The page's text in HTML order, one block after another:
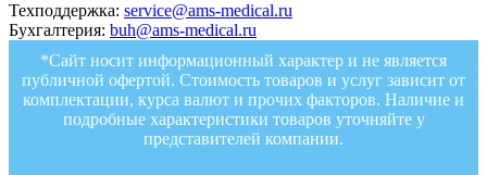
Техподдержка: service@ams-medical.ru
Бухгалтерия: buh@ams-medical.ru
*Сайт носит информационный характер и не является
публичной офертой. Стоимость товаров и услуг зависит от
комплектации, курса валют и прочих факторов. Наличие и
подробные характеристики товаров уточняйте у
представителей компании.